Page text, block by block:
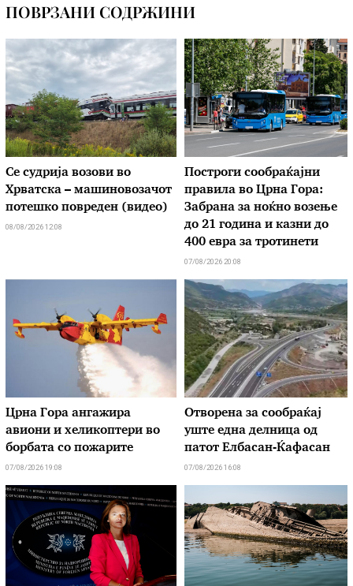
ПОВРЗАНИ СОДРЖИНИ
Се судрија возови во
Хрватска – машиновозачот
потешко повреден (видео)
08/08/2026 12:08
Построги сообраќајни
правила во Црна Гора:
Забрана за ноќно возење
до 21 година и казни до
400 евра за тротинети
07/08/2026 20:08
Црна Гора ангажира
авиони и хеликоптери во
борбата со пожарите
07/08/2026 19:08
Отворена за сообраќај
уште една делница од
патот Елбасан-Ќафасан
07/08/2026 16:08